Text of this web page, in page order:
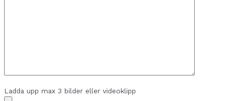
Ladda upp max 3 bilder eller videoklipp